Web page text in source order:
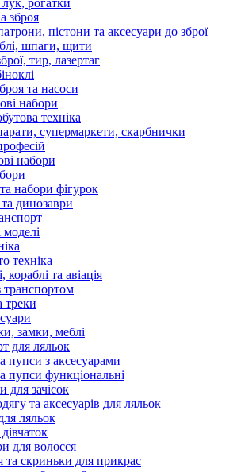
рогатки
зброя
пістони та аксесуари до зброї
шпаги, щити
тир, лазертаг
та насоси
набори
техніка
супермаркети, скарбнички
набори
набори фігурок
динозаври
техніка
кораблі та авіація
треки
замки, меблі
для ляльок
пупси з аксесуарами
пупси функціональні
для зачісок
та аксесуарів для ляльок
ляльок
для волосся
та скриньки для прикрас